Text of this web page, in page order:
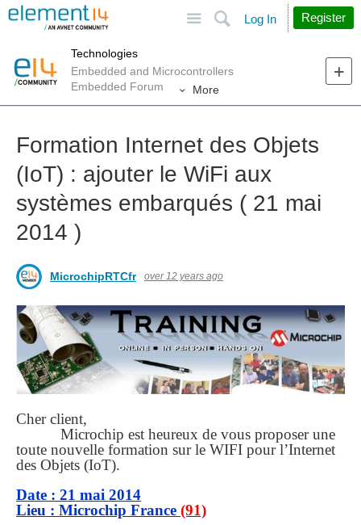
Search
Log In Register
Technologies
Embedded and Microcontrollers
Embedded Forum
More
Formation Internet des Objets
(IoT) : ajouter le WiFi aux
systèmes embarqués ( 21 mai
2014 )
MicrochipRTCfr over 12 years ago
Cher client,
Microchip est heureux de vous proposer une
toute nouvelle formation sur le WIFI pour l’Internet
des Objets (IoT).
Date : 21 mai 2014
Lieu : Microchip France (91)